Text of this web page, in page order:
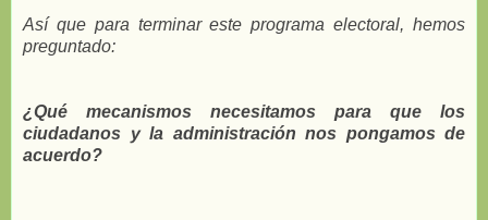
Así que para terminar este programa electoral, hemos
preguntado:
¿Qué mecanismos necesitamos para que los
ciudadanos y la administración nos pongamos de
acuerdo?